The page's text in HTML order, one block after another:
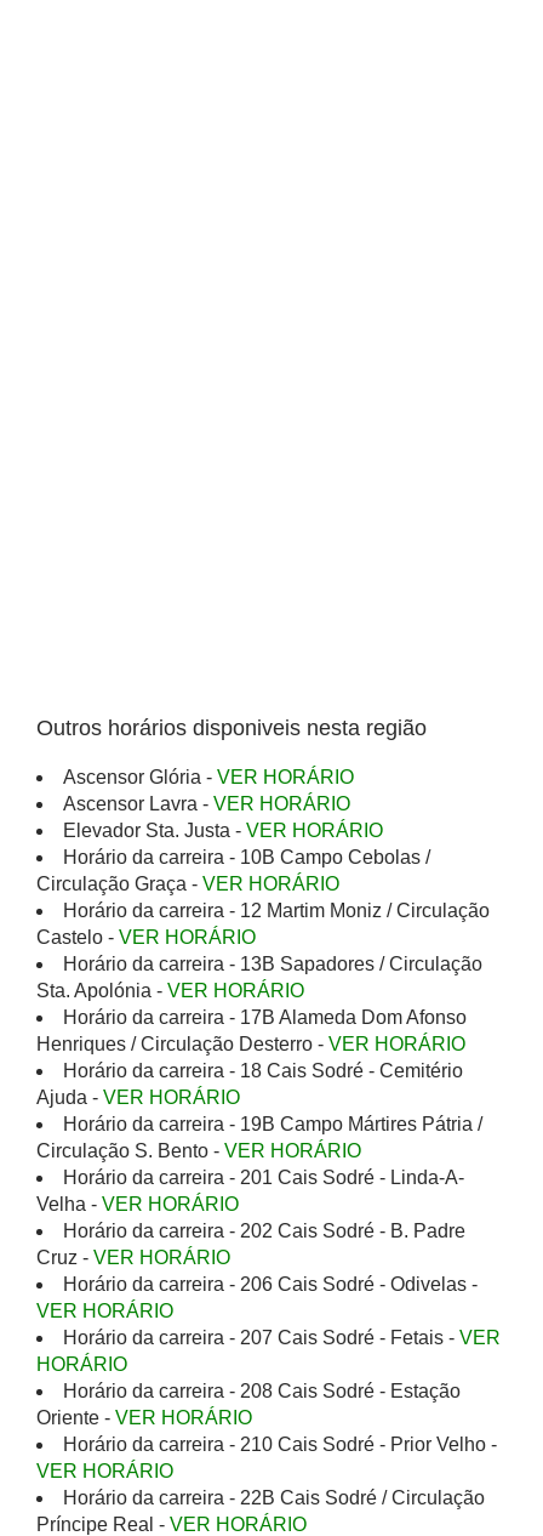
Outros horários disponiveis nesta região
Ascensor Glória - VER HORÁRIO
Ascensor Lavra - VER HORÁRIO
Elevador Sta. Justa - VER HORÁRIO
Horário da carreira - 10B Campo Cebolas /
Circulação Graça - VER HORÁRIO
Horário da carreira - 12 Martim Moniz / Circulação
Castelo - VER HORÁRIO
Horário da carreira - 13B Sapadores / Circulação
Sta. Apolónia - VER HORÁRIO
Horário da carreira - 17B Alameda Dom Afonso
Henriques / Circulação Desterro - VER HORÁRIO
Horário da carreira - 18 Cais Sodré - Cemitério
Ajuda - VER HORÁRIO
Horário da carreira - 19B Campo Mártires Pátria /
Circulação S. Bento - VER HORÁRIO
Horário da carreira - 201 Cais Sodré - Linda-A-
Velha - VER HORÁRIO
Horário da carreira - 202 Cais Sodré - B. Padre
Cruz - VER HORÁRIO
Horário da carreira - 206 Cais Sodré - Odivelas -
VER HORÁRIO
Horário da carreira - 207 Cais Sodré - Fetais - VER
HORÁRIO
Horário da carreira - 208 Cais Sodré - Estação
Oriente - VER HORÁRIO
Horário da carreira - 210 Cais Sodré - Prior Velho -
VER HORÁRIO
Horário da carreira - 22B Cais Sodré / Circulação
Príncipe Real - VER HORÁRIO